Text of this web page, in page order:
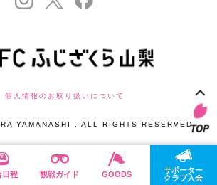
個人情報のお取り扱いについて
YAMANASHI . ALL RIGHTS RESERVED.
日程 観戦ガイド GOODS
サポーター
クラブ入会